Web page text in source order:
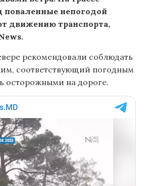
поваленные непогодой
движению транспорта,
рекомендовали соблюдать
соответствующий погодным
осторожными на дороге.